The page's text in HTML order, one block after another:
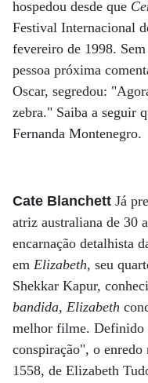
hospedou desde que
Festival Internacional
fevereiro de 1998.
pessoa próxima
Oscar, segredou:
zebra." Saiba a seguir
Fernanda Montenegro.
Cate Blanchett Já
atriz australiana de 30
encarnação detalhista
em Elizabeth, seu
Shekkar Kapur,
bandida, Elizabeth
melhor filme.
conspiração", o enredo
1558, de Elizabeth